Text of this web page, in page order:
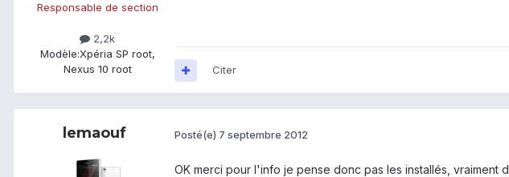
Responsable de section
2,2k
Modèle:Xpéria SP root,
Nexus 10 root
Citer
lemaouf Posté(e) 7 septembre 2012
OK merci pour l'info je pense donc pas les installés, vraiment